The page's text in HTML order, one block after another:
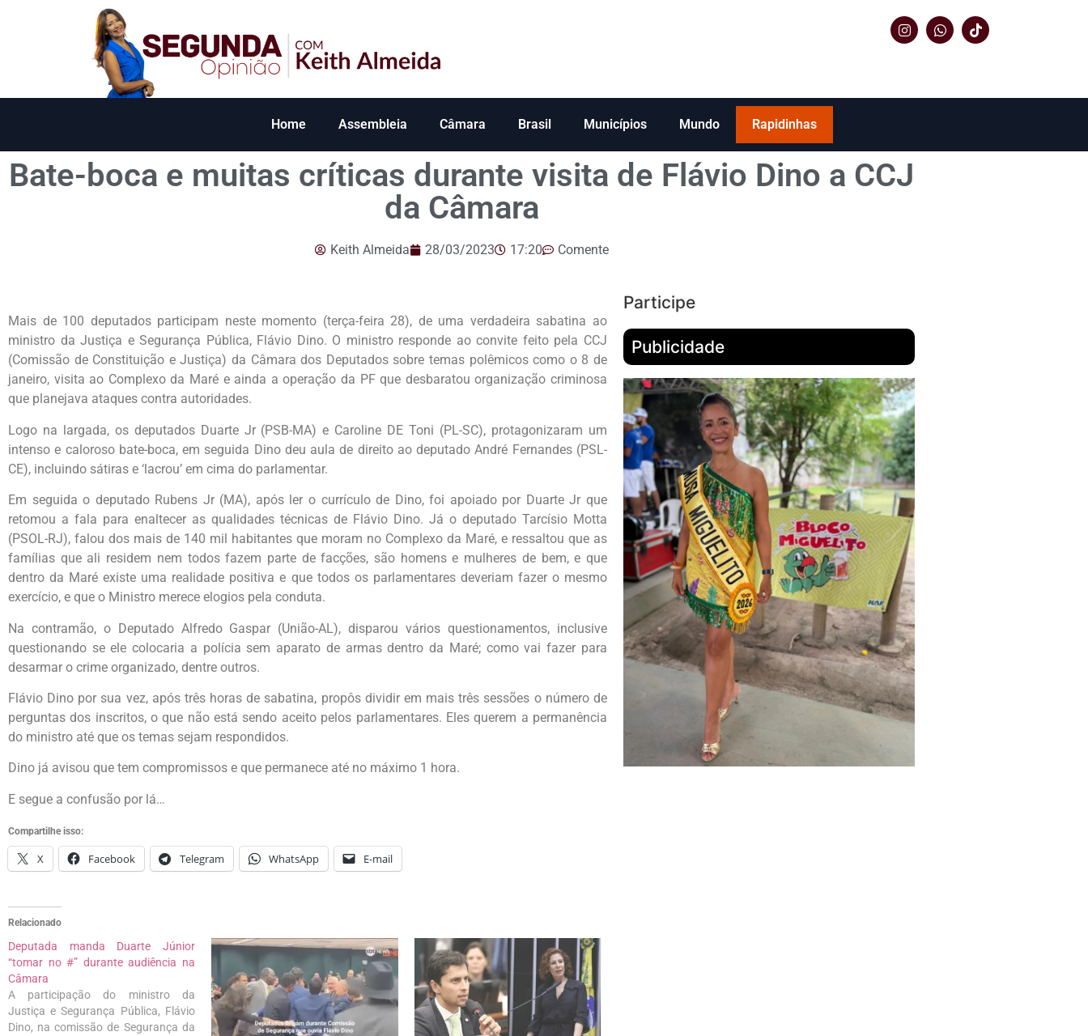
Home Assembleia Câmara Brasil Municípios Mundo Rapidinhas
Bate-boca e muitas críticas durante visita de Flávio Dino a CCJ
da Câmara
Keith Almeida 28/03/2023 17:20 Comente
Mais de 100 deputados participam neste momento (terça-feira 28), de uma verdadeira sabatina ao
ministro da Justiça e Segurança Pública, Flávio Dino. O ministro responde ao convite feito pela CCJ
(Comissão de Constituição e Justiça) da Câmara dos Deputados sobre temas polêmicos como o 8 de
janeiro, visita ao Complexo da Maré e ainda a operação da PF que desbaratou organização criminosa
que planejava ataques contra autoridades.
Logo na largada, os deputados Duarte Jr (PSB-MA) e Caroline DE Toni (PL-SC), protagonizaram um
intenso e caloroso bate-boca, em seguida Dino deu aula de direito ao deputado André Fernandes (PSL-
CE), incluindo sátiras e ‘lacrou’ em cima do parlamentar.
Em seguida o deputado Rubens Jr (MA), após ler o currículo de Dino, foi apoiado por Duarte Jr que
retomou a fala para enaltecer as qualidades técnicas de Flávio Dino. Já o deputado Tarcísio Motta
(PSOL-RJ), falou dos mais de 140 mil habitantes que moram no Complexo da Maré, e ressaltou que as
famílias que ali residem nem todos fazem parte de facções, são homens e mulheres de bem, e que
dentro da Maré existe uma realidade positiva e que todos os parlamentares deveriam fazer o mesmo
exercício, e que o Ministro merece elogios pela conduta.
Na contramão, o Deputado Alfredo Gaspar (União-AL), disparou vários questionamentos, inclusive
questionando se ele colocaria a polícia sem aparato de armas dentro da Maré; como vai fazer para
desarmar o crime organizado, dentre outros.
Flávio Dino por sua vez, após três horas de sabatina, propôs dividir em mais três sessões o número de
perguntas dos inscritos, o que não está sendo aceito pelos parlamentares. Eles querem a permanência
do ministro até que os temas sejam respondidos.
Dino já avisou que tem compromissos e que permanece até no máximo 1 hora.
E segue a confusão por lá…
Compartilhe isso:
X Facebook Telegram WhatsApp E-mail
Relacionado
Deputada manda Duarte Júnior
“tomar no #” durante audiência na
Câmara
A participação do ministro da
Justiça e Segurança Pública, Flávio
Dino, na comissão de Segurança da
Participe
Publicidade